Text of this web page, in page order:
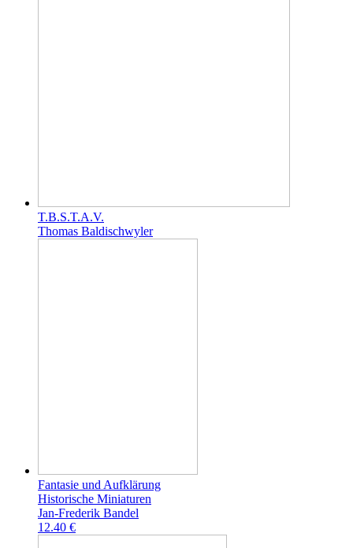
T.B.S.T.A.V.
Thomas Baldischwyler
Fantasie und Aufklärung
Historische Miniaturen
Jan-Frederik Bandel
12.40 €